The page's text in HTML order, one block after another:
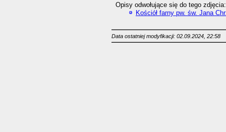
Opisy odwołujące się do tego zdjęcia:
Kościół farny pw. św. Jana
Data ostatniej modyfikacji: 02.09.2024, 22:58